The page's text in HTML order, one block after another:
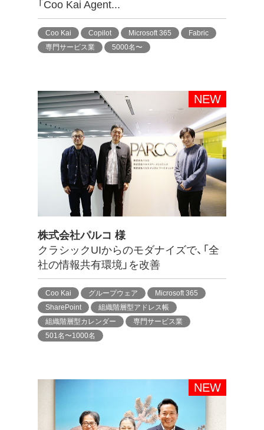
「Coo Kai Agent...
Coo Kai Copilot Microsoft 365
Fabric
専門サービス業
5000名〜
株式会社パルコ 様
クラシックUIからのモダナイズで、「全
社の情報共有環境」を改善
Coo Kai グループウェア
Microsoft 365
SharePoint
組織階層型アドレス帳
組織階層型カレンダー
専門サービス業
501名〜1000名